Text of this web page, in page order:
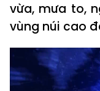
vừa, mưa to,
vùng núi cao